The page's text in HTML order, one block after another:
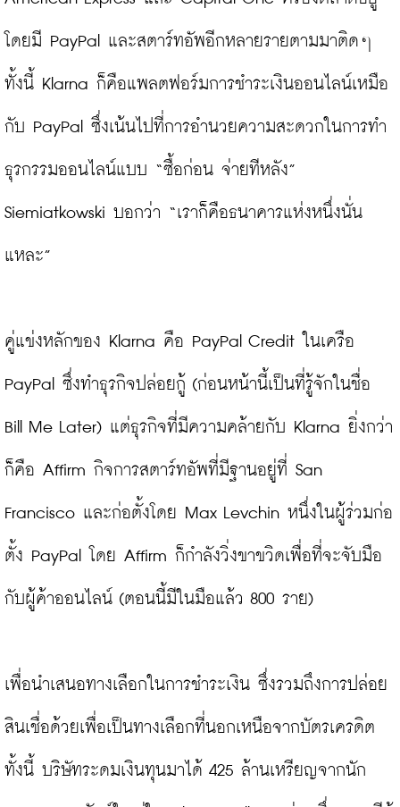
โดยมี PayPal และสตาร์ทอัพอีกหลายรายตามมาติดๆ
ทั้งนี้ Klarna ก็คือแพลตฟอร์มการชำระเงินออนไลน์เหมือ
กับ PayPal ซึ่งเน้นไปที่การอำนวยความสะดวกในการทำ
ธุรกรรมออนไลน์แบบ “ซื้อก่อน จ่ายทีหลัง”
Siemiatkowski บอกว่า “เราก็คือธนาคารแห่งหนึ่งนั่น
แหละ”
คู่แข่งหลักของ Klarna คือ PayPal Credit ในเครือ
PayPal ซึ่งทำธุรกิจปล่อยกู้ (ก่อนหน้านี้เป็นที่รู้จักในชื่อ
Bill Me Later) แต่ธุรกิจที่มีความคล้ายกับ Klarna ยิ่งกว่า
ก็คือ Affirm กิจการสตาร์ทอัพที่มีฐานอยู่ที่ San
Francisco และก่อตั้งโดย Max Levchin หนึ่งในผู้ร่วมก่อ
ตั้ง PayPal โดย Affirm ก็กำลังวิ่งขาขวิดเพื่อที่จะจับมือ
กับผู้ค้าออนไลน์ (ตอนนี้มีในมือแล้ว 800 ราย)
เพื่อนำเสนอทางเลือกในการชำระเงิน ซึ่งรวมถึงการปล่อย
สินเชื่อด้วยเพื่อเป็นทางเลือกที่นอกเหนือจากบัตรเครดิต
ทั้งนี้ บริษัทระดมเงินทุนมาได้ 425 ล้านเหรียญจากนัก